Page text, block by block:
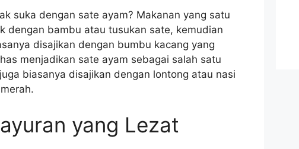
suka dengan sate ayam? Makanan yang satu
dengan bambu atau tusukan sate, kemudian
disajikan dengan bumbu kacang yang
menjadikan sate ayam sebagai salah satu
biasanya disajikan dengan lontong atau nasi
yang Lezat